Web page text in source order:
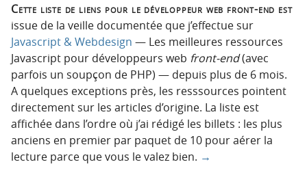
Cette liste de liens pour le développeur web front-end est
issue de la veille documentée que j’effectue sur
Javascript & Webdesign — Les meilleures ressources
Javascript pour développeurs web front-end(avec
parfois un soupçon de PHP) — depuis plus de 6 mois.
A quelques exceptions près, les resssources pointent
directement sur les articles d’origine. La liste est
affichée dans l’ordre où j’ai rédigé les billets : les plus
anciens en premier par paquet de 10 pour aérer la
lecture parce que vous le valez bien. →